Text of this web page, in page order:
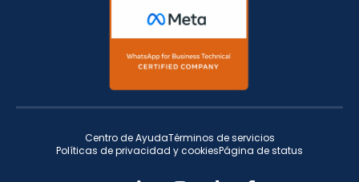
Centro de AyudaTérminos de servicios
Políticas de privacidad y cookiesPágina de status